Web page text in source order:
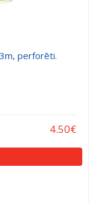
perforēti.
4.50€